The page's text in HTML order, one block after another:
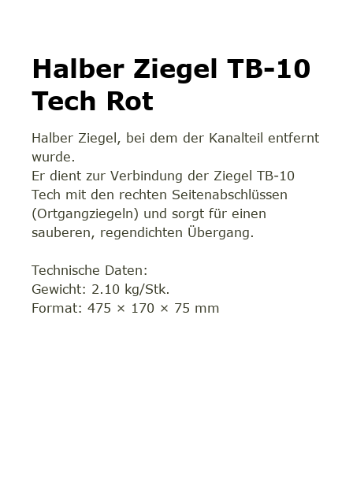
Halber Ziegel TB-10
Tech Rot
Halber Ziegel, bei dem der Kanalteil entfernt
wurde.
Er dient zur Verbindung der Ziegel TB-10
Tech mit den rechten Seitenabschlüssen
(Ortgangziegeln) und sorgt für einen
sauberen, regendichten Übergang.
Technische Daten:
Gewicht: 2.10 kg/Stk.
Format: 475 × 170 × 75 mm